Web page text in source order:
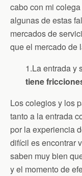
cabo con mi
algunas de estas
mercados de
que el mercado de
1.La entrada y
tiene
Los colegios y los
tanto a la entrada
por la experiencia
difícil es encontrar
saben muy bien
y el momento de